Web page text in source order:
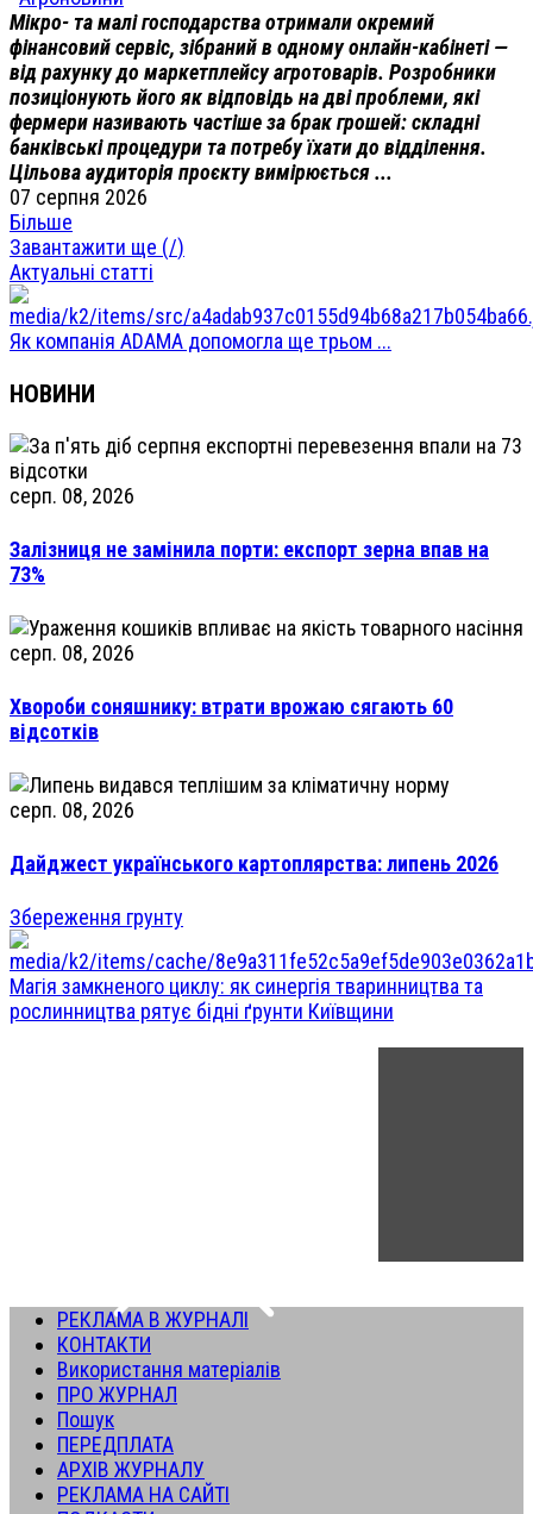
Мікро- та малі господарства отримали окремий
фінансовий сервіс, зібраний в одному онлайн-кабінеті —
від рахунку до маркетплейсу агротоварів. Розробники
позиціонують його як відповідь на дві проблеми, які
фермери називають частіше за брак грошей: складні
банківські процедури та потребу їхати до відділення.
Цільова аудиторія проєкту вимірюється ...
07 серпня 2026
Більше
Завантажити ще (/)
Актуальні статті
Як компанія ADAMA допомогла ще трьом ...
НОВИНИ
серп. 08, 2026
Залізниця не замінила порти: експорт зерна впав на
73%
серп. 08, 2026
Хвороби соняшнику: втрати врожаю сягають 60
відсотків
серп. 08, 2026
Дайджест українського картоплярства: липень 2026
Збереження грунту
Магія замкненого циклу: як синергія тваринництва та
рослинництва рятує бідні ґрунти Київщини
РЕКЛАМА В ЖУРНАЛІ
КОНТАКТИ
Використання матеріалів
ПРО ЖУРНАЛ
Пошук
ПЕРЕДПЛАТА
АРХІВ ЖУРНАЛУ
РЕКЛАМА НА САЙТІ